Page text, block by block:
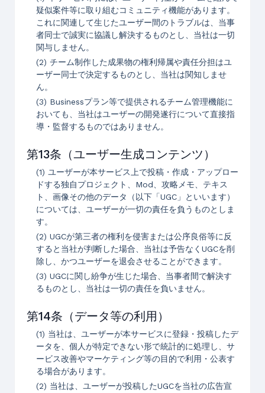
疑似案件等に取り組むコミュニティ機能があります。
これに関連して生じたユーザー間のトラブルは、当事
者同士で誠実に協議し解決するものとし、当社は一切
関与しません。
(2) チーム制作した成果物の権利帰属や責任分担はユ
ーザー同士で決定するものとし、当社は関知しませ
ん。
(3) Businessプラン等で提供されるチーム管理機能に
おいても、当社はユーザーの開発遂行について直接指
導・監督するものではありません。
第13条（ユーザー生成コンテンツ）
(1) ユーザーが本サービス上で投稿・作成・アップロー
ドする独自プロジェクト、Mod、攻略メモ、テキス
ト、画像その他のデータ（以下「UGC」といいます）
については、ユーザーが一切の責任を負うものとしま
す。
(2) UGCが第三者の権利を侵害または公序良俗等に反
すると当社が判断した場合、当社は予告なくUGCを削
除し、かつユーザーを退会させることができます。
(3) UGCに関し紛争が生じた場合、当事者間で解決す
るものとし、当社は一切の責任を負いません。
第14条（データ等の利用）
(1) 当社は、ユーザーが本サービスに登録・投稿したデ
ータを、個人が特定できない形で統計的に処理し、サ
ービス改善やマーケティング等の目的で利用・公表す
る場合があります。
(2) 当社は、ユーザーが投稿したUGCを当社の広告宣